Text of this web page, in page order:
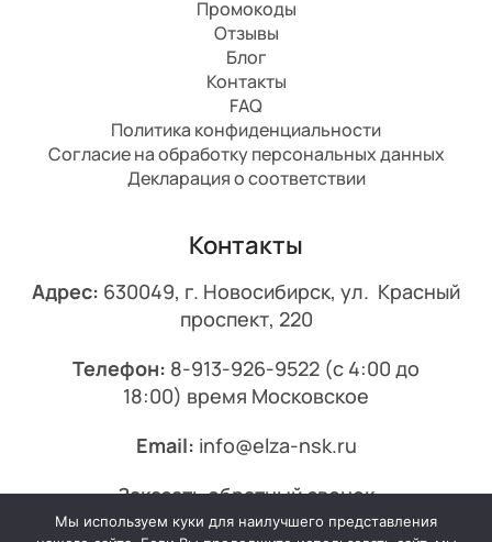
Промокоды
Отзывы
Блог
Контакты
FAQ
Политика конфиденциальности
Согласие на обработку персональных данных
Декларация о соответствии
Контакты
Адрес: 630049, г. Новосибирск, ул. Красный
проспект, 220
Телефон: 8-913-926-9522 (с 4:00 до
18:00) время Московское
Email: info@elza-nsk.ru
Заказать обратный звонок
© 2013-2026 Эльза.
Мы используем куки для наилучшего представления